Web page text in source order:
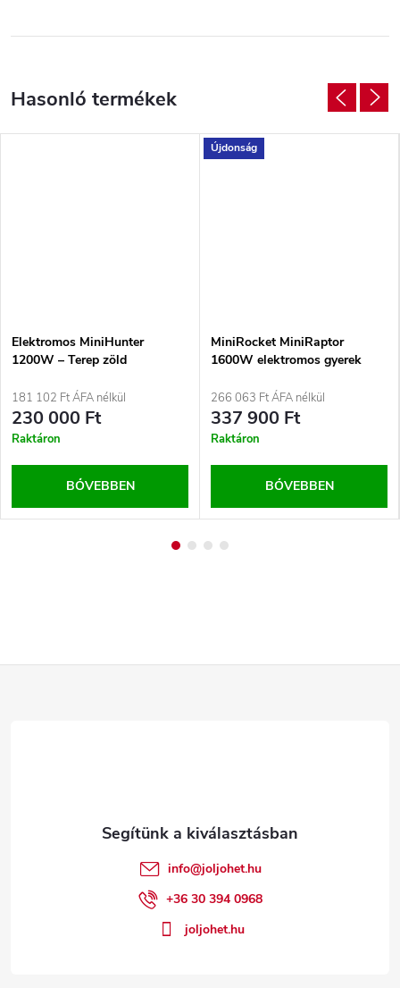
Elektromos MiniHunter
1200W – Terep zöld
181 102 Ft ÁFA nélkül
230 000 Ft
Raktáron
BŐVEBBEN
Újdonság
MiniRocket MiniRaptor
1600W elektromos gyerek
266 063 Ft ÁFA nélkül
337 900 Ft
Raktáron
BŐVEBBEN
info@joljohet.hu
+36 30 394 0968
joljohet.hu